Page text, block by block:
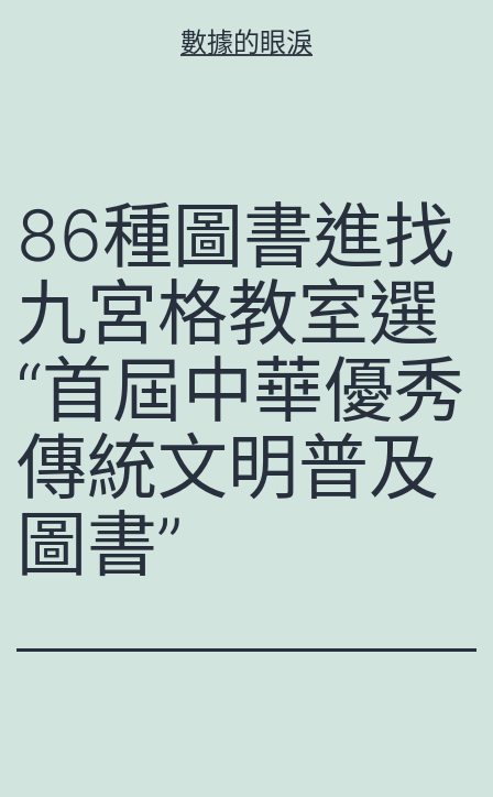
數據的眼淚
86種圖書進找
九宮格教室選
“首屆中華優秀
傳統文明普及
圖書”